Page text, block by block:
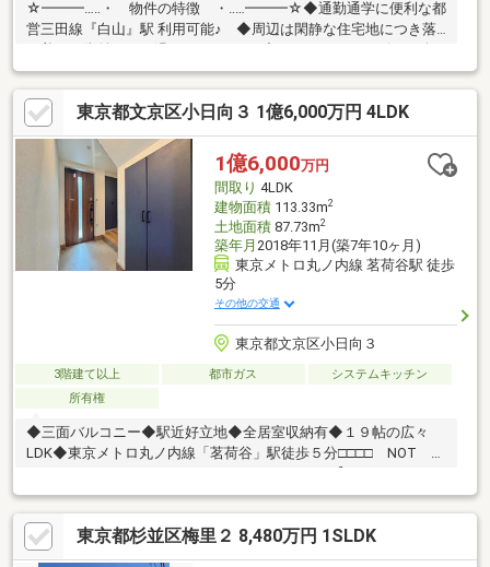
☆━━━…‥・ 物件の特徴 ・‥…━━━☆◆通勤通学に便利な都
営三田線『白山』駅 利用可能♪ ◆周辺は閑静な住宅地につき落
ち着いた街並みでお過ごし頂けます♪◆スーパー、コンビニ、公
園等、生活環境良好♪◆同仕様モデルハウスのご案内や建物プレ
ゼンテーションも随時受付中♪是非、現地をご確認ください！♪物
件の詳細はADCAST駒込支店迄【０１２０－９１７－１９７】
♪☆━━━…‥・ ━☆━ ・‥…━━━☆
東京都文京区小日向３ 1億6,000万円 4LDK
1億6,000万円
間取り 4LDK
建物面積113.33m2
土地面積87.73m2
築年月 2018年11月(築7年10ヶ月)
東京メトロ丸ノ内線 茗荷谷駅 徒歩
5分
その他の交通
東京都文京区小日向３
3階建て以上 都市ガス
システムキッチン
所有権
◆三面バルコニー◆駅近好立地◆全居室収納有◆１９帖の広々
LDK◆東京メトロ丸ノ内線「茗荷谷」駅徒歩５分□□□□ NOT
動産屋】として 徹底的にまで顧客主義を貫く事をお約束いたしま
す■都心エリアに特化した情報網を駆使し、最良の不動産をご提
案■住宅ローンシュミレーション無料相談会 毎日随時開催中■ウ
ォールメイトオリジナルの住宅購入・住替え等について 分かりや
東京都杉並区梅里２ 8,480万円 1SLDK